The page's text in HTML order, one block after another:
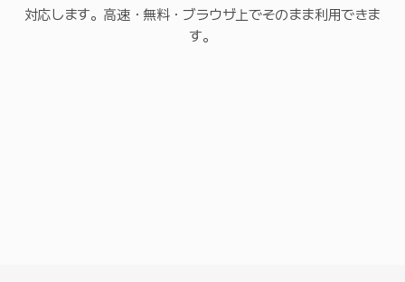
対応します。高速・無料・ブラウザ上でそのまま利用できま
す。